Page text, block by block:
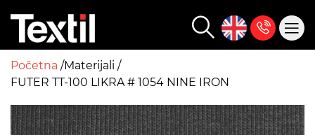
Početna Materijali
FUTER TT-100 LIKRA # 1054 NINE IRON